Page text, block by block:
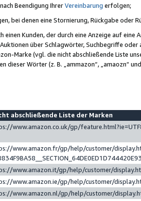
Beendigung IhrerVereinbarung erfolgen;
bei denen eine Stornierung, Rückgabe oder
einen Kunden, der durch eine Anzeige auf
über Schlagwörter, Suchbegriffe
Marke (vgl. die nicht abschließende Liste
dieser Wörter (z. B. „ammazon“, „amaozn“
abschließende Liste der Marken
www.amazon.co.uk/gp/
www.amazon.fr/gp/help/customer/
www.amazon.it/gp/help/customer/
www.amazon.ie/gp/help/customer/
www.amazon.nl/gp/help/customer/